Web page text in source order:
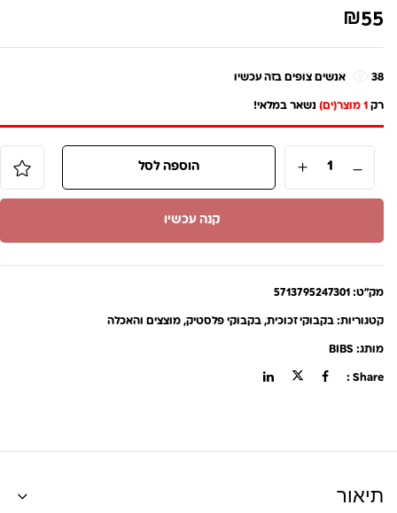
₪55
38 אנשים צופים בזה עכשיו
רק 1 מוצר(ים) נשאר במלאי!
הוספה לסל
קנה עכשיו
מק"ט: 5713795247301
קטגוריות: בקבוקי זכוכית, בקבוקי פלסטיק, מוצצים והאכלה
מותג: BIBS
Share :
תיאור